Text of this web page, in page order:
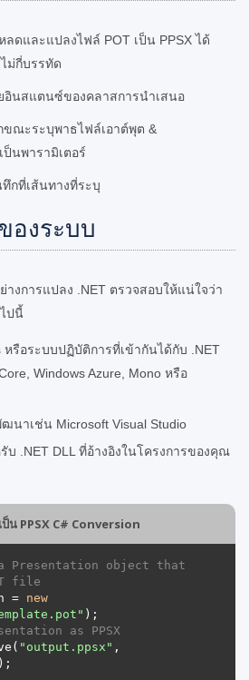
ดและแปลงไฟล์ POT เป็น PPSX ได้
ม่กี่บรรทัด
อินสแตนซ์ของคลาสการนำเสนอ
ขณะระบุพาธไฟล์เอาต์พุต &
ป็นพารามิเตอร์
กที่เส้นทางที่ระบุ
องระบบ
างการแปลง .NET ตรวจสอบให้แน่ใจว่า
ปนี้
หรือระบบปฏิบัติการที่เข้ากันได้กับ .NET
Windows Azure, Mono หรือ
นาเช่น Microsoft Visual Studio
บ .NET DLL ที่อ้างอิงในโครงการของคุณ
น PPSX C# Conversion
object that
file
= new
as PPSX
"output.ppsx" ,